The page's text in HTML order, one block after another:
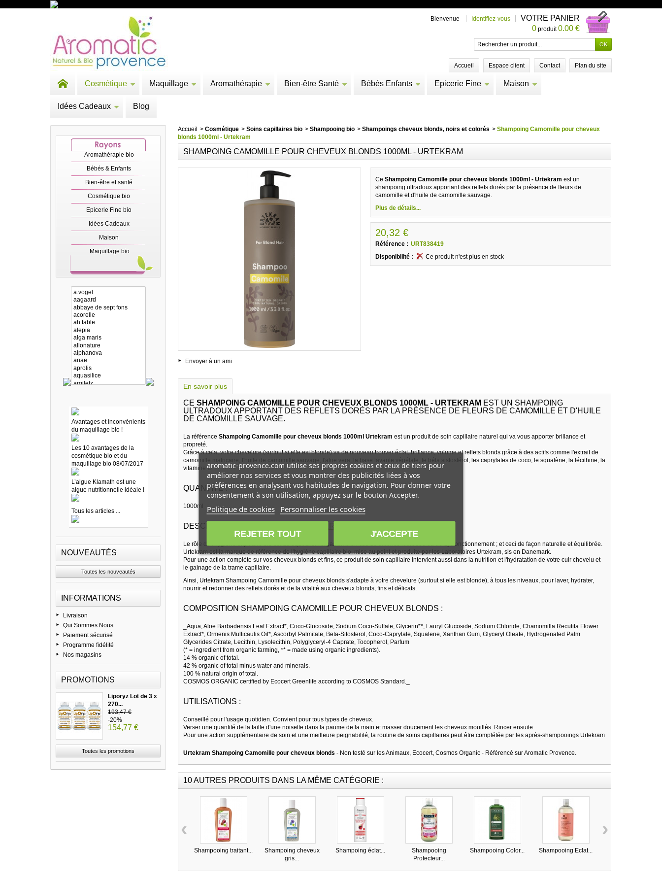
Bienvenue Identifiez-vous
VOTRE PANIER
0 produit0.00 €
Accueil Espace client Contact Plan du site
Cosmétique Maquillage Aromathérapie Bien-être Santé Bébés Enfants Epicerie Fine Maison
Idées Cadeaux Blog
Aromathérapie bio
Bébés & Enfants
Bien-être et santé
Cosmétique bio
Epicerie Fine bio
Idées Cadeaux
Maison
Maquillage bio
Avantages et Inconvénients
du maquillage bio !
Les 10 avantages de la
cosmétique bio et du
maquillage bio 08/07/2017
L’algue Klamath est une
algue nutritionnelle idéale !
Tous les articles ...
NOUVEAUTÉS
Toutes les nouveautés
INFORMATIONS
Livraison
Qui Sommes Nous
Paiement sécurisé
Programme fidélité
Nos magasins
PROMOTIONS
Liporyz Lot de 3 x
270...
193,47 €
-20%
154,77 €
Toutes les promotions
Accueil > Cosmétique > Soins capillaires bio > Shampooing bio > Shampoings cheveux blonds, noirs et colorés > Shampoing Camomille pour cheveux
blonds 1000ml - Urtekram
SHAMPOING CAMOMILLE POUR CHEVEUX BLONDS 1000ML - URTEKRAM
Envoyer à un ami
Ce Shampoing Camomille pour cheveux blonds 1000ml - Urtekram est un
shampoing ultradoux apportant des reflets dorés par la présence de fleurs de
camomille et d'huile de camomille sauvage.
Plus de détails...
20,32 €
Référence : URT838419
Disponibilité :
Ce produit n'est plus en stock
En savoir plus
CE SHAMPOING CAMOMILLE POUR CHEVEUX BLONDS 1000ML - URTEKRAM EST UN SHAMPOING
ULTRADOUX APPORTANT DES REFLETS DORÉS PAR LA PRÉSENCE DE FLEURS DE CAMOMILLE ET D'HUILE
DE CAMOMILLE SAUVAGE.
La référenceShampoing Camomille pour cheveux blonds 1000ml Urtekram est un produit de soin capillaire naturel qui va vous apporter brillance et
propreté.
Grâce à cela, votre chevelure (surtout si elle est blonde) va de nouveau trouver éclat, brillance, volume et reflets blonds grâce à des actifs comme l'extrait de
camomille matricaire, l'huile de camomille sauvage, l'aloe vera, la base lavante végétale, le béta sistostérol, les caprylates de coco, le squalène, la lécithine, la
vitamine E.
QUANTITE :
1000ml
DESCRIPTION DE LA MARQUE URTEKRAM
Le rôle de l'hygiène capillaire bio est de équilibrer l'organisme en cas de carence localisée ou de dysfonctionnement ; et ceci de façon naturelle et équilibrée.
Urtekram est la marque de référence de l'hygiène capillaire bio, mise au point et produite par les Laboratoires Urtekram, sis en Danemark.
Pour une action complète sur vos cheveux blonds et fins, ce produit de soin capillaire intervient aussi dans la nutrition et l'hydratation de votre cuir chevelu et
le gainage de la trame capillaire.
Ainsi, Urtekram Shampoing Camomille pour cheveux blonds s'adapte à votre chevelure (surtout si elle est blonde), à tous les niveaux, pour laver, hydrater,
nourrir et redonner des reflets dorés et de la vitalité aux cheveux blonds, fins et délicats.
COMPOSITION SHAMPOING CAMOMILLE POUR CHEVEUX BLONDS :
_Aqua, Aloe Barbadensis Leaf Extract*, Coco-Glucoside, Sodium Coco-Sulfate, Glycerin**, Lauryl Glucoside, Sodium Chloride, Chamomilla Recutita Flower
Extract*, Ormenis Multicaulis Oil*, Ascorbyl Palmitate, Beta-Sitosterol, Coco-Caprylate, Squalene, Xanthan Gum, Glyceryl Oleate, Hydrogenated Palm
Glycerides Citrate, Lecithin, Lysolecithin, Polyglyceryl-4 Caprate, Tocopherol, Parfum
(* = ingredient from organic farming, ** = made using organic ingredients).
14 % organic of total.
42 % organic of total minus water and minerals.
100 % natural origin of total.
COSMOS ORGANIC certified by Ecocert Greenlife according to COSMOS Standard._
UTILISATIONS :
Conseillé pour l'usage quotidien. Convient pour tous types de cheveux.
Verser une quantité de la taille d'une noisette dans la paume de la main et masser doucement les cheveux mouillés. Rincer ensuite.
Pour une action supplémentaire de soin et une meilleure peignabilité, la routine de soins capillaires peut être complétée par les après-shampooings Urtekram
Urtekram Shampoing Camomille pour cheveux blonds - Non testé sur les Animaux, Ecocert, Cosmos Organic - Référencé sur Aromatic Provence.
10 AUTRES PRODUITS DANS LA MÊME CATÉGORIE :
Shampooing traitant...
Shampoing cheveux
gris...
Shampoing éclat...
Shampooing
Protecteur...
Shampooing Color... Shampooing Eclat...
‹ ›
aromatic-provence.com utilise ses propres cookies et ceux de tiers pour
améliorer nos services et vous montrer des publicités liées à vos
préférences en analysant vos habitudes de navigation. Pour donner votre
consentement à son utilisation, appuyez sur le bouton Accepter.
Politique de cookies Personnaliser les cookies
REJETER TOUT J'ACCEPTE